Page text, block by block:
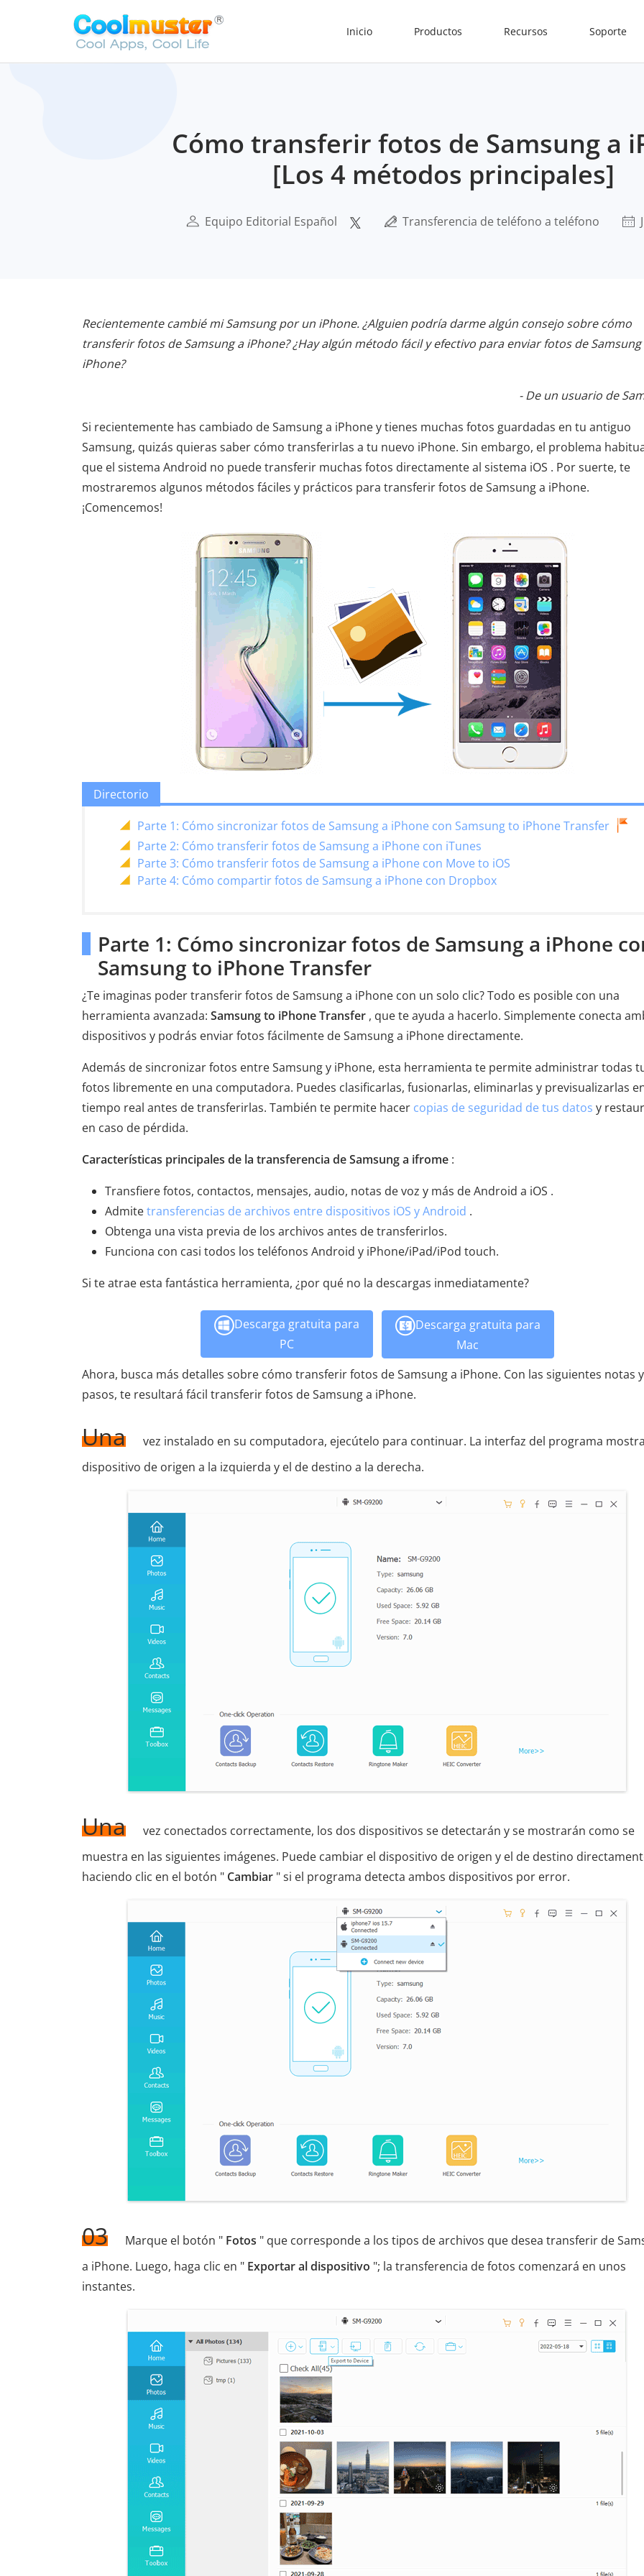
Inicio Productos Recursos Soporte
Cómo transferir fotos de Samsung a
[Los 4 métodos principales]
Equipo Editorial Español Transferencia de teléfono a teléfono
Recientemente cambié mi Samsung por un iPhone. ¿Alguien podría darme algún consejo sobre cómo
transferir fotos de Samsung a iPhone? ¿Hay algún método fácil y efectivo para enviar fotos de Samsung
iPhone?
- De un usuario de
Si recientemente has cambiado de Samsung a iPhone y tienes muchas fotos guardadas en tu antiguo
Samsung, quizás quieras saber cómo transferirlas a tu nuevo iPhone. Sin embargo, el problema
que el sistema Android no puede transferir muchas fotos directamente al sistema iOS . Por suerte, te
mostraremos algunos métodos fáciles y prácticos para transferir fotos de Samsung a iPhone.
¡Comencemos!
Directorio
Parte 1: Cómo sincronizar fotos de Samsung a iPhone con Samsung to iPhone Transfer
Parte 2: Cómo transferir fotos de Samsung a iPhone con iTunes
Parte 3: Cómo transferir fotos de Samsung a iPhone con Move to iOS
Parte 4: Cómo compartir fotos de Samsung a iPhone con Dropbox
Parte 1: Cómo sincronizar fotos de Samsung a iPhone
Samsung to iPhone Transfer
¿Te imaginas poder transferir fotos de Samsung a iPhone con un solo clic? Todo es posible con una
herramienta avanzada: Samsung to iPhone Transfer , que te ayuda a hacerlo. Simplemente conecta
dispositivos y podrás enviar fotos fácilmente de Samsung a iPhone directamente.
Además de sincronizar fotos entre Samsung y iPhone, esta herramienta te permite administrar todas
fotos libremente en una computadora. Puedes clasificarlas, fusionarlas, eliminarlas y previsualizarlas
tiempo real antes de transferirlas. También te permite hacer copias de seguridad de tus datos y
en caso de pérdida.
Características principales de la transferencia de Samsung a ifrome :
Transfiere fotos, contactos, mensajes, audio, notas de voz y más de Android a iOS .
Admitetransferencias de archivos entre dispositivos iOS y Android .
Obtenga una vista previa de los archivos antes de transferirlos.
Funciona con casi todos los teléfonos Android y iPhone/iPad/iPod touch.
Si te atrae esta fantástica herramienta, ¿por qué no la descargas inmediatamente?
Descarga gratuita para
PC
Descarga gratuita para
Mac
Ahora, busca más detalles sobre cómo transferir fotos de Samsung a iPhone. Con las siguientes notas y
pasos, te resultará fácil transferir fotos de Samsung a iPhone.
Una
vez instalado en su computadora, ejecútelo para continuar. La interfaz del programa
dispositivo de origen a la izquierda y el de destino a la derecha.
Una
vez conectados correctamente, los dos dispositivos se detectarán y se mostrarán como se
muestra en las siguientes imágenes. Puede cambiar el dispositivo de origen y el de destino
haciendo clic en el botón " Cambiar " si el programa detecta ambos dispositivos por error.
03 Marque el botón " Fotos " que corresponde a los tipos de archivos que desea transferir de
a iPhone. Luego, haga clic en " Exportar al dispositivo "; la transferencia de fotos comenzará en unos
instantes.